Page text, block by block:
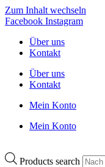
Zum Inhalt wechseln
Facebook Instagram
Über uns
Kontakt
Über uns
Kontakt
Mein Konto
Mein Konto
Products search